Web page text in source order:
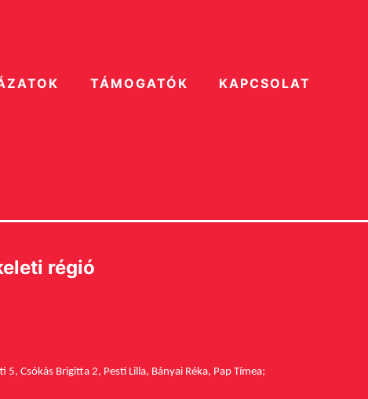
TÁMOGATÓK KAPCSOLAT
régió
Csókás Brigitta 2, Pesti Lilla, Bányai Réka, Pap Tímea;